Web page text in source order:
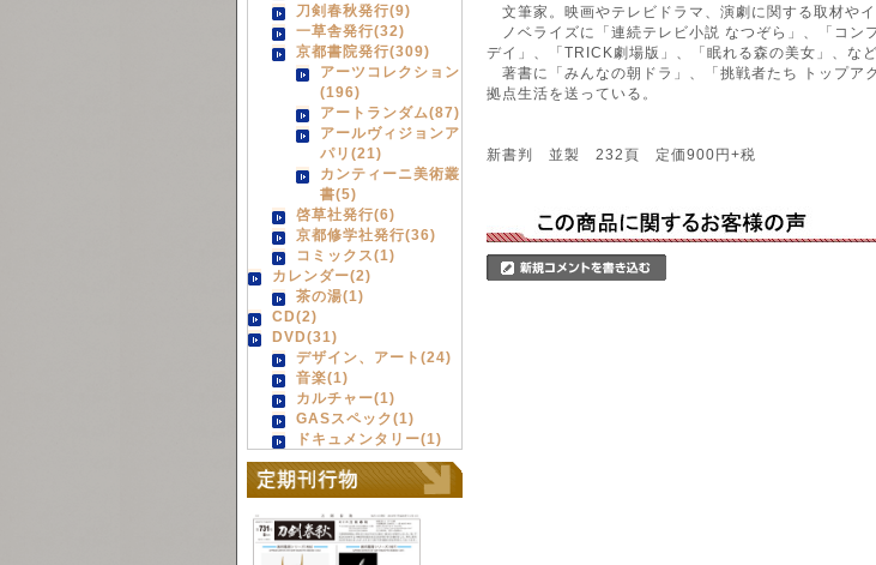
刀剣春秋発行(9)
一草舎発行(32)
京都書院発行(309)
アーツコレクション
(196)
アートランダム(87)
アールヴィジョンア
パリ(21)
カンティーニ美術叢
書(5)
啓草社発行(6)
京都修学社発行(36)
コミックス(1)
カレンダー(2)
茶の湯(1)
CD(2)
DVD(31)
デザイン、アート(24)
音楽(1)
カルチャー(1)
GASスペック(1)
ドキュメンタリー(1)
文筆家。映画やテレビドラマ、演劇に関する取材や
ノベライズに「連続テレビ小説 なつぞら」、「コン
デイ」、「TRICK劇場版」、「眠れる森の美女」、など
著書に「みんなの朝ドラ」、「挑戦者たち トップア
拠点生活を送っている。
新書判 並製 232頁 定価900円+税